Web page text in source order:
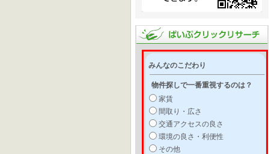
みんなのこだわり
物件探しで一番重視するのは？
家賃
間取り・広さ
交通アクセスの良さ
環境の良さ・利便性
その他